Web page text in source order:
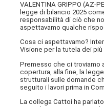
VALENTINA GRIPPO (AZ-
legge di bilancio 2025
responsabilità di ciò che
aspettavamo qualche
Cosa ci aspettavamo?
Visione per la tutela dei
Premesso che ci troviamo
copertura, alla fine, la
strutturali sulle domande
seguito i lavori prima in
La collega Cattoi ha